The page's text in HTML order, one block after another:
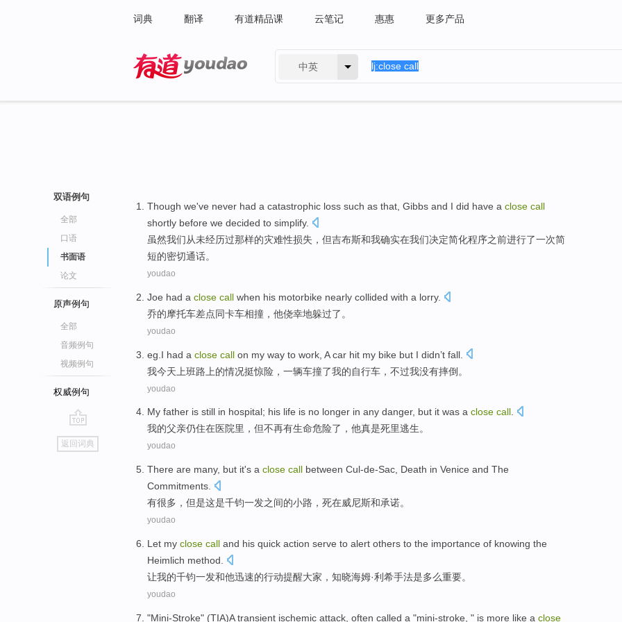
词典 翻译 有道精品课 云笔记 惠惠 更多产品
中英
双语例句
全部
口语
书面语
论文
原声例句
全部
音频例句
视频例句
权威例句
go
top
返回词典
Though we've never had a catastrophic loss such as that, Gibbs and I did have a close call
shortly before we decided to simplify.
虽然我们从未经历过那样的灾难性损失 ， 但吉布斯和我确实在我们决定简化程序之前进行了一次简
短的密切通话。
youdao
Joe had a close call when his motorbike nearly collided with a lorry.
乔的摩托车差点同卡车相撞 ， 他侥幸地躲过了。
youdao
eg.I had a close call on my way to work A car hit my bike but I didn’t fall
我今天 上班路上的情况挺惊险 ， 一辆车撞了我的自行车 ， 不过我没有摔倒。
youdao
My father is still in hospital; his life is no longer in any danger, but it was a close call.
我的父亲仍住在医院里， 但不再有生命危险了， 他真是死里逃生。
youdao
There are many, but it's a close call between Cul-de-Sac Death in Venice and The
Commitments
有很多 ， 但是这是千钧一发之间的小路 ， 死在威尼斯和承诺。
youdao
Let my close call and his quick action serve to alert others to the importance of knowing the
Heimlich method
让我的千钧一发和他迅速的行动提醒大家 ， 知晓海姆·利希手法是多么重要。
youdao
"Mini-Stroke" (TIA)A transient ischemic attack often called a "mini-stroke , " is more like a close